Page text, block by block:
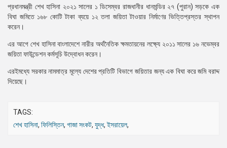
প্রধানমন্ত্রী শেখ হাসিনা ২০২১ সালের ১ ডিসেম্বর রাজধানীর ধানমন্ডির ২৭ (পুরান) সড়কে এক
বিঘা জমিতে ১৬৮ কোটি টাকা ব্যয়ে ১২ তলা জয়িতা টাওয়ার নির্মাণের ভিত্তিপ্রস্তর স্থাপন
করেন।
এর আগে শেখ হাসিনা বাংলাদেশে নারীর অর্থনৈতিক ক্ষমতায়নের লক্ষ্যে ২০১১ সালের ১৬ নভেম্বর
জয়িতা ফাউন্ডেশন কর্মসূচি উদ্বোধন করেন।
এরইমধ্যে সরকার নামমাত্র মূল্যে দেশের প্রতিটি বিভাগে জয়িতার জন্য এক বিঘা করে জমি বরাদ্দ
দিয়েছে।
TAGS:
শেখ হাসিনা, ফিলিস্তিন, গাজা সংকট, যুদ্ধ,ইসরায়েল,